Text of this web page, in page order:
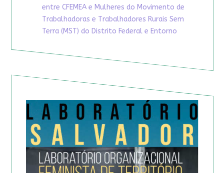
entre CFEMEA e Mulheres do Movimento de
Trabalhadoras e Trabalhadores Rurais Sem
Terra (MST) do Distrito Federal e Entorno